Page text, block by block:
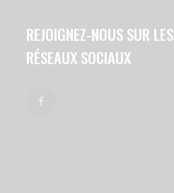
REJOIGNEZ-NOUS SUR LES
RÉSEAUX SOCIAUX